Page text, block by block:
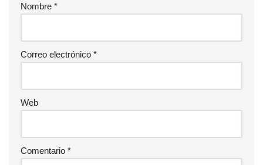
Nombre *
Correo electrónico *
Web
Comentario *